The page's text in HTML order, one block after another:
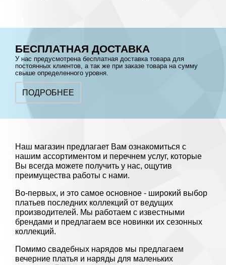
БЕСПЛАТНАЯ ДОСТАВКА
У нас предусмотрена бесплатная доставка товара для
постоянных клиентов, а так же при заказе товара на сумму
свыше определенного уровня.
ПОДРОБНЕЕ
Наш магазин предлагает Вам ознакомиться с
нашим ассортиментом и перечнем услуг, которые
Вы всегда можете получить у нас, ощутив
преимущества работы с нами.
Во-первых, и это самое основное - широкий выбор
платьев последних коллекций от ведущих
производителей. Мы работаем с известными
брендами и предлагаем все новинки их сезонных
коллекций.
Помимо свадебных нарядов мы предлагаем
вечерние платья и наряды для маленьких